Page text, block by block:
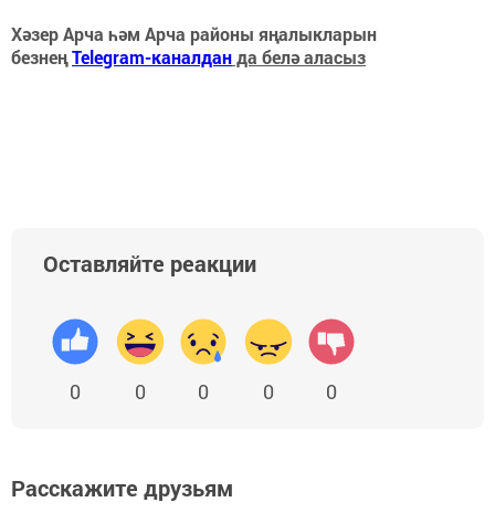
Хәзер Арча һәм Арча районы яңалыкларын
безнеңTelegram-каналданда белә аласыз
Оставляйте реакции
0 0 0 0 0
Расскажите друзьям